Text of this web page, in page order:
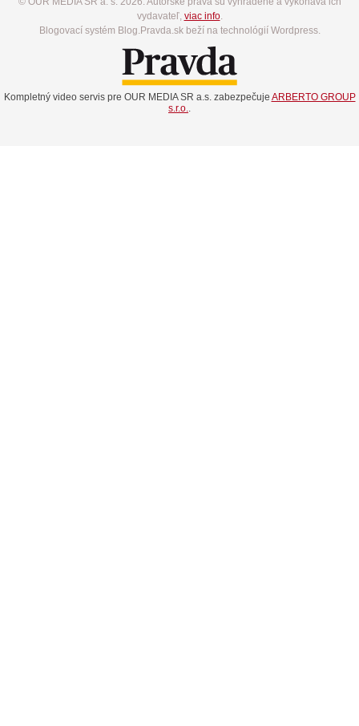
vydavateľ, viac info.
Blogovací systém Blog.Pravda.sk beží na technológií Wordpress.
Kompletný video servis pre OUR MEDIA SR a.s. zabezpečuje ARBERTO GROUP
s.r.o..